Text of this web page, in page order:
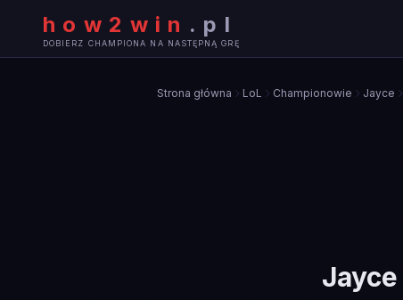
how2win . pl
DOBIERZ CHAMPIONA NA NASTĘPNĄ GRĘ
Strona główna LoL Championowie Jayce
Jayce